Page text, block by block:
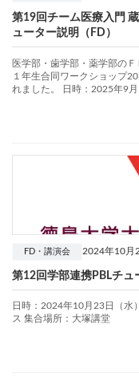
第19回チーム医療入門
ューター説明（FD）
医学部・歯学部・薬学部の
１年生合同ワークショップ
れました。 日時：2025年9
2024年10月
FD・講演会
第12回学部連携PBLチュ
日時：2024年10月23日（水
ス 集合場所：大塚講堂